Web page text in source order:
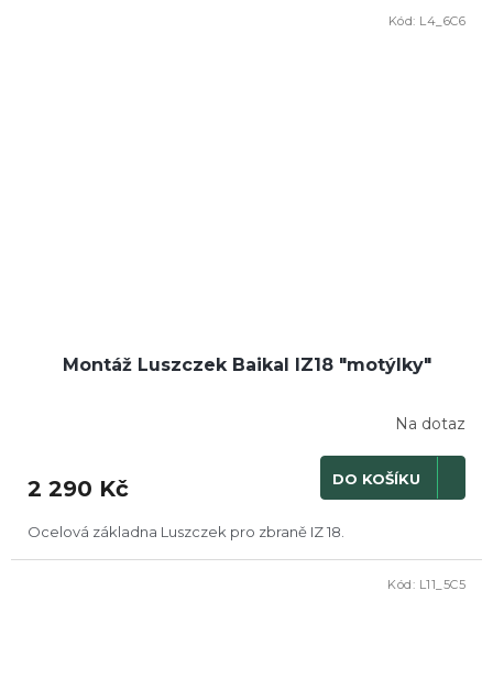
Montáž Luszczek Baikal IZ18 "motýlky"
Na dotaz
2 290 Kč DO KOŠÍKU
Ocelová základna Luszczek pro zbraně IZ 18.
Kód: L4_6C6
Kód: L11_5C5